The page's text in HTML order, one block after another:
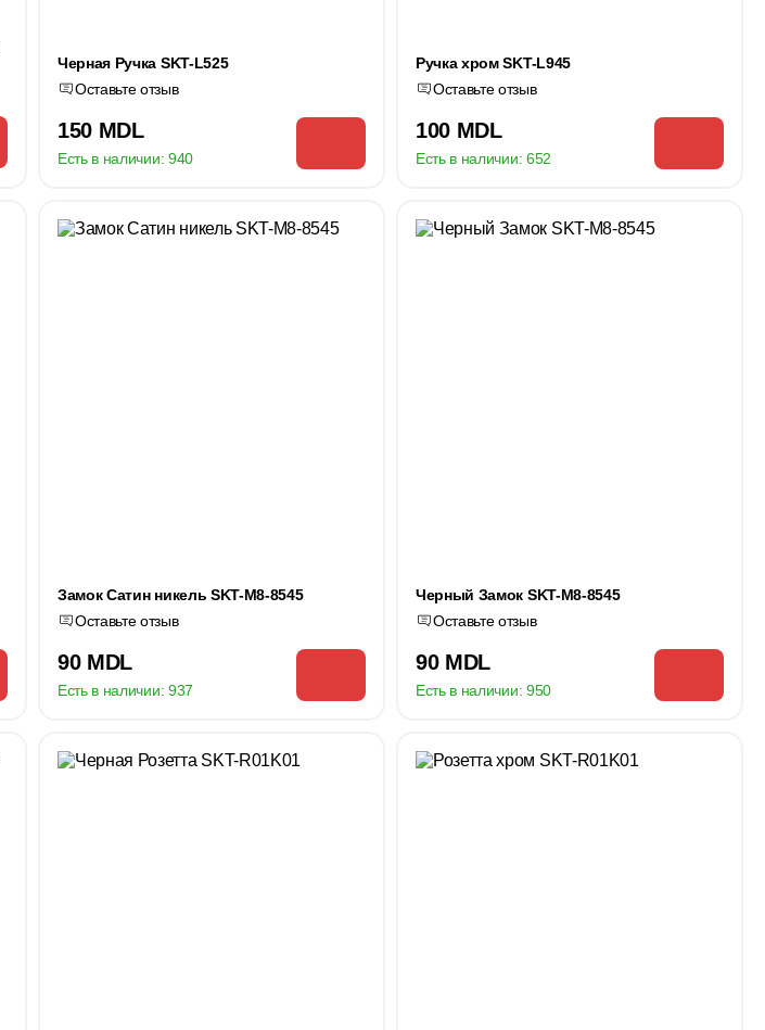
Черная Ручка SKT-L525
Оставьте отзыв
150 MDL
Есть в наличии: 940
Ручка хром SKT-L945
Оставьте отзыв
100 MDL
Есть в наличии: 652
Замок Сатин никель SKT-M8-8545
Оставьте отзыв
90 MDL
Есть в наличии: 937
Черный Замок SKT-M8-8545
Оставьте отзыв
90 MDL
Есть в наличии: 950